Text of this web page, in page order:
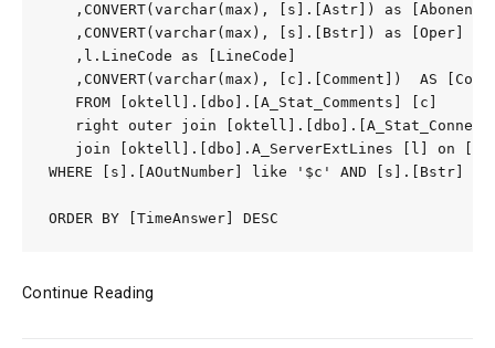
,CONVERT(varchar(max), [s].[Astr]) as
   ,CONVERT(varchar(max), [s].[Bstr]) as [Oper]
   ,l.LineCode as [LineCode]
,CONVERT(varchar(max), [c].[Comment])  AS
   FROM [oktell].[dbo].[A_Stat_Comments] [c]
right outer join
join [oktell].[dbo].A_ServerExtLines [l] on
WHERE [s].[AOutNumber] like '$c' AND [s].[Bstr]
ORDER BY [TimeAnswer] DESC
Continue Reading